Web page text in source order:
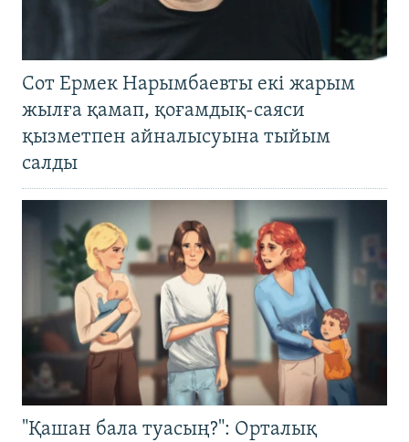
Сот Ермек Нарымбаевты екі жарым
жылға қамап, қоғамдық-саяси
қызметпен айналысуына тыйым
салды
"Қашан бала туасың?": Орталық